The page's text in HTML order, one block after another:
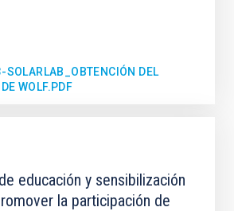
SOLARLAB_OBTENCIÓN DEL
WOLF.PDF
educación y sensibilización
la participación de